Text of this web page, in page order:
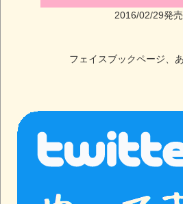
2016/02/29発売
フェイスブックページ、